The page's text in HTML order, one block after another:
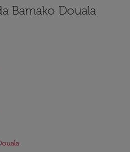
Bamako Douala